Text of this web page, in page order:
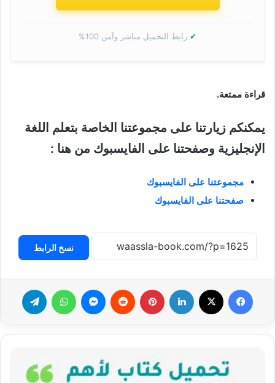
✔ رابط التحميل مباشر وآمن 100%
قراءة ممتعة.
يمكنكم زيارتنا على مجموعتنا الخاصة بتعلم اللغة
الإنجليزية وصفحتنا على الفايسبوك من هنا :
مجموعتنا على الفايسبوك
صفحتنا على الفايسبوك
نسخ الرابط
فيسبوك لينكدإن بينتيريست ماسنجر واتساب